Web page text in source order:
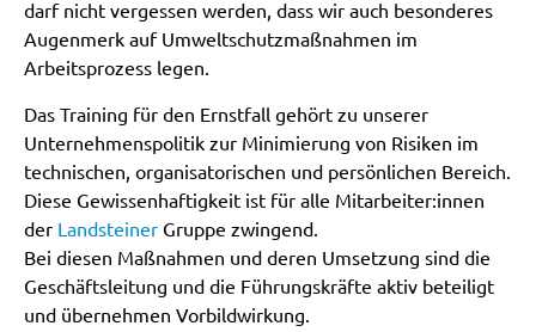
darf nicht vergessen werden, dass wir auch besonderes
Augenmerk auf Umweltschutzmaßnahmen im
Arbeitsprozess legen.
Das Training für den Ernstfall gehört zu unserer
Unternehmenspolitik zur Minimierung von Risiken im
technischen, organisatorischen und persönlichen Bereich.
Diese Gewissenhaftigkeit ist für alle Mitarbeiter:innen
der Landsteiner Gruppe zwingend.
Bei diesen Maßnahmen und deren Umsetzung sind die
Geschäftsleitung und die Führungskräfte aktiv beteiligt
und übernehmen Vorbildwirkung.